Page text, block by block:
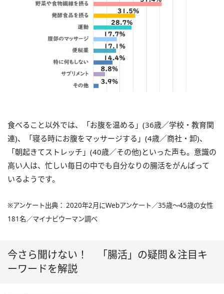
食べること以外では、「お腹を温める」(36歳／学校・教育関
連)、「寝る時にお腹をマッサージする」(4歳／商社・卸)、
「朝起きてストレッチ」(40歳／その他)といった声も。意識の
高い人は、忙しい毎日の中でも自分なりの腸活をがんばって
いるようです。
※アンケート出典： 2020年2月にWebアンケート／35歳～45歳の女性
181名／マイナビウーマン調べ
今さら聞けない！ 「腸活」の疑問＆注目キ
ーワードを解説